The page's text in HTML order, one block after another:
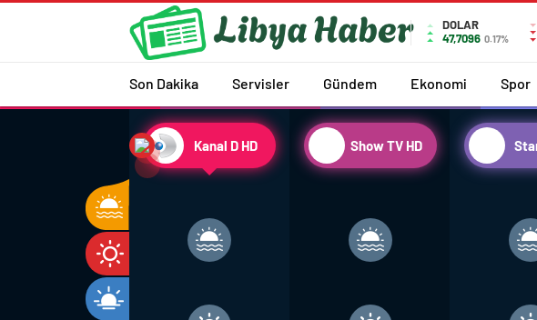
DOLAR
47,7096 0.17%
Son Dakika Servisler Gündem Ekonomi Spor
Kanal D HD Show TV HD